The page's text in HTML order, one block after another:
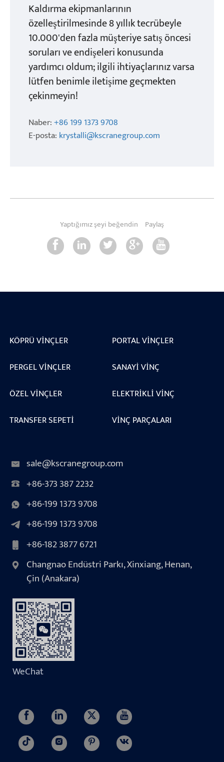
Kaldırma ekipmanlarının
özelleştirilmesinde 8 yıllık tecrübeyle
10.000'den fazla müşteriye satış öncesi
soruları ve endişeleri konusunda
yardımcı oldum; ilgili ihtiyaçlarınız varsa
lütfen benimle iletişime geçmekten
çekinmeyin!
Naber:+86 199 1373 9708
E-posta: krystalli@kscranegroup.com
Yaptığımız şeyi beğendin Paylaş
KÖPRÜ VINÇLER
PORTAL VINÇLER
PERGEL VINÇLER
SANAYI VINÇ
ÖZEL VINÇLER
ELEKTRIKLI VINÇ
TRANSFER SEPETI
VINÇ PARÇALARI
sale@kscranegroup.com
+86-373 387 2232
+86-199 1373 9708
+86-199 1373 9708
+86-182 3877 6721
Changnao Endüstri Parkı, Xinxiang, Henan,
Çin (Anakara)
WeChat